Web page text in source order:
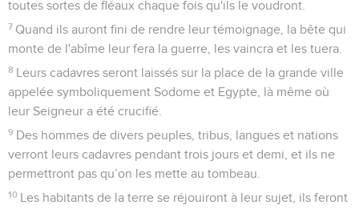
toutes sortes de fléaux chaque fois qu'ils le voudront.
7 Quand ils auront fini de rendre leur témoignage, la bête qui
monte de l'abîme leur fera la guerre, les vaincra et les tuera.
8 Leurs cadavres seront laissés sur la place de la grande ville
appelée symboliquement Sodome et Egypte, là même où
leur Seigneur a été crucifié.
9 Des hommes de divers peuples, tribus, langues et nations
verront leurs cadavres pendant trois jours et demi, et ils ne
permettront pas qu’on les mette au tombeau.
10 Les habitants de la terre se réjouiront à leur sujet, ils feront